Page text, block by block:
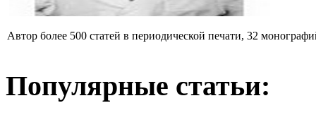
Автор более 500 статей в периодической печати, 32
Популярные статьи: